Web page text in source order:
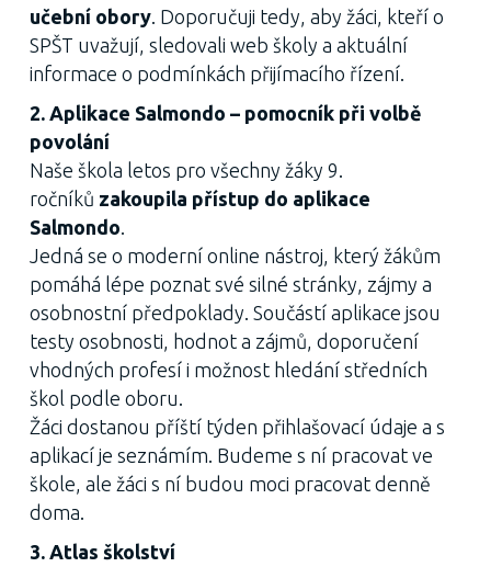
učební obory. Doporučuji tedy, aby žáci, kteří o
SPŠT uvažují, sledovali web školy a aktuální
informace o podmínkách přijímacího řízení.
2. Aplikace Salmondo – pomocník při volbě
povolání
Naše škola letos pro všechny žáky 9.
ročníků zakoupila přístup do aplikace
Salmondo.
Jedná se o moderní online nástroj, který žákům
pomáhá lépe poznat své silné stránky, zájmy a
osobnostní předpoklady. Součástí aplikace jsou
testy osobnosti, hodnot a zájmů, doporučení
vhodných profesí i možnost hledání středních
škol podle oboru.
Žáci dostanou příští týden přihlašovací údaje a s
aplikací je seznámím. Budeme s ní pracovat ve
škole, ale žáci s ní budou moci pracovat denně
doma.
3. Atlas školství